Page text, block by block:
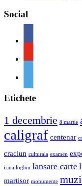
Social
Etichete
1 decembrie 8 martie
caligraf centenar
craciun culturala examen
irina loghin lansare carte
martisor monumente